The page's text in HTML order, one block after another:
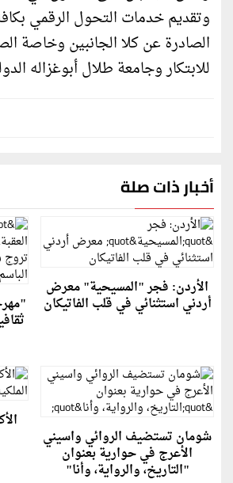
وتقديم خدمات التحول الرقمي بكافة
الصادرة عن كلا الجانبين وخاصة
للابتكار وجامعة طلال أبوغزاله
أخبار ذات صلة
الأردن: فجر "المسيحية" معرض
أردني استثنائي في قلب الفاتيكان
شومان تستضيف الروائي واسيني
الأعرج في حوارية بعنوان
"التاريخ، والرواية، وأنا"